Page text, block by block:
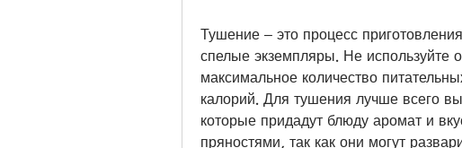
Тушение – это процесс
спелые экземпляры. Не используйте
максимальное количество
калорий. Для тушения лучше всего
которые придадут блюду аромат и
пряностями, так как они могут